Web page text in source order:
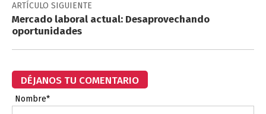
ARTÍCULO SIGUIENTE
Mercado laboral actual: Desaprovechando
oportunidades
DÉJANOS TU COMENTARIO
Nombre*